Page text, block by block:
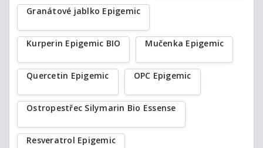
Granátové jablko Epigemic
Kurperin Epigemic BIO Mučenka Epigemic
Quercetin Epigemic OPC Epigemic
Ostropestřec Silymarin Bio Essense
Resveratrol Epigemic